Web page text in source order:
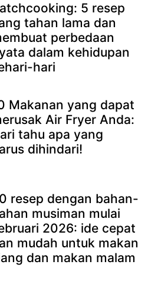
5 resep
tahan lama dan
perbedaan
dalam kehidupan
hari
Makanan yang dapat
Air Fryer Anda:
tahu apa yang
dihindari!
resep dengan bahan-
musiman mulai
2026: ide cepat
mudah untuk makan
dan makan malam